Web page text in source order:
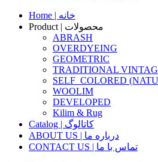
Home | خانه
Product | محصولات
ABRASH
OVERDYEING
GEOMETRIC
TRADITIONAL
SELF_COLORED
WOOLIM
DEVELOPED
Kilim & Rug
Catalog | کاتالوگ
ABOUT US | درباره ما
CONTACT US | تماس با ما